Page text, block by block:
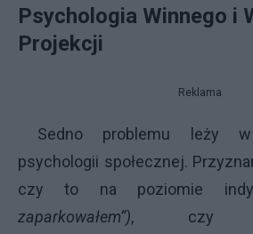
Psychologia Winnego i
Projekcji
Reklama
Sedno problemu leży w
psychologii społecznej.
czy to na poziomie
zaparkowałem”), czy